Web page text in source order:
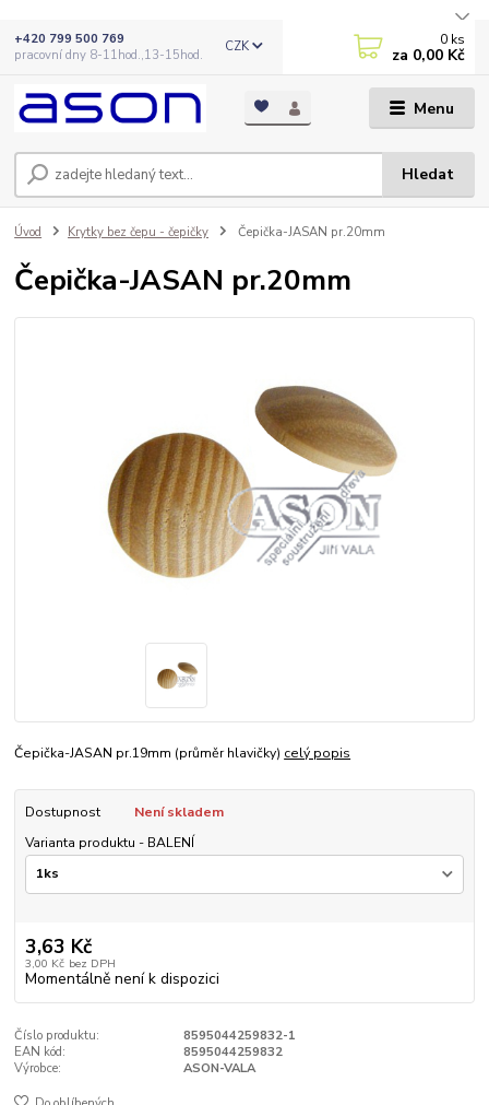
Menu
CZK
Hledat
+420 799 500 769
pracovní dny 8-11hod.,13-15hod.
0 ks
za 0,00 Kč
Úvod Krytky bez čepu - čepičky Čepička-JASAN pr.20mm
Čepička-JASAN pr.20mm
Čepička-JASAN pr.19mm (průměr hlavičky) celý popis
Dostupnost
Není skladem
Varianta produktu - BALENÍ
3,63 Kč
3,00 Kč bez DPH
Momentálně není k dispozici
Číslo produktu:
8595044259832-1
EAN kód:
8595044259832
Výrobce:
ASON-VALA